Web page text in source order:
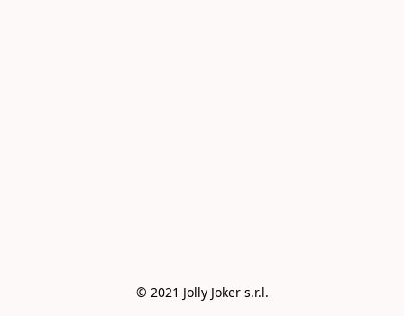
© 2021 Jolly Joker s.r.l.